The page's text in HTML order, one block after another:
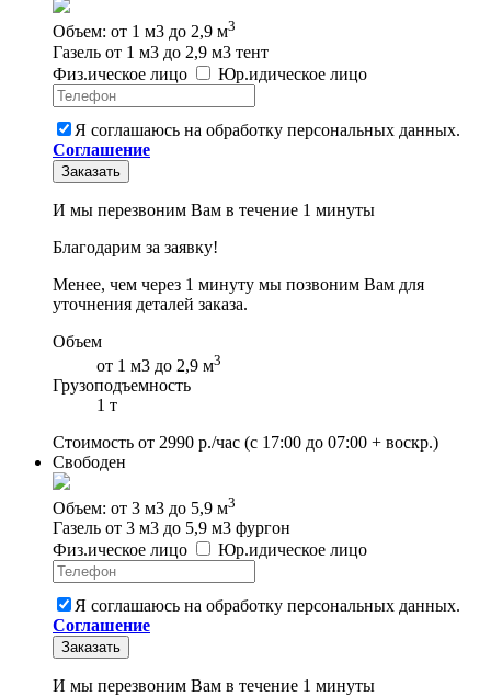
Объем: от 1 м3 до 2,9 м3
Газель от 1 м3 до 2,9 м3 тент
Физ.ическое лицо Юр.идическое лицо
Я соглашаюсь на обработку персональных данных.
Соглашение
Заказать
И мы перезвоним Вам в течение 1 минуты
Благодарим за заявку!
Менее, чем через 1 минуту мы позвоним Вам для
уточнения деталей заказа.
Объем
от 1 м3 до 2,9 м3
Грузоподъемность
1 т
Стоимость от 2990 р./час (с 17:00 до 07:00 + воскр.)
Свободен
Объем: от 3 м3 до 5,9 м3
Газель от 3 м3 до 5,9 м3 фургон
Физ.ическое лицо Юр.идическое лицо
Я соглашаюсь на обработку персональных данных.
Соглашение
Заказать
И мы перезвоним Вам в течение 1 минуты